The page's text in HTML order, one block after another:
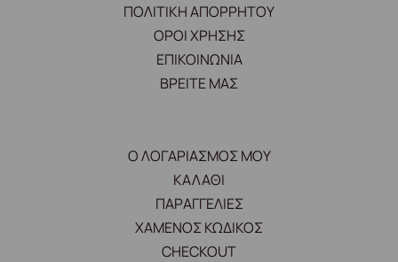
ΠΟΛΙΤΙΚΗ ΑΠΟΡΡΗΤΟΥ
ΟΡΟΙ ΧΡΗΣΗΣ
ΕΠΙΚΟΙΝΩΝΙΑ
ΒΡΕΙΤΕ ΜΑΣ
Ο ΛΟΓΑΡΙΑΣΜΟΣ ΜΟΥ
ΚΑΛΑΘΙ
ΠΑΡΑΓΓΕΛΙΕΣ
ΧΑΜΕΝΟΣ ΚΩΔΙΚΟΣ
CHECKOUT